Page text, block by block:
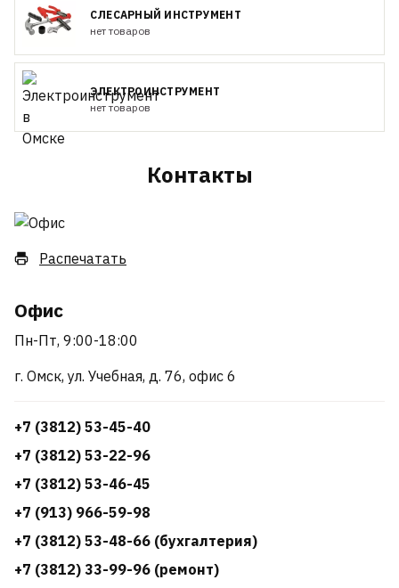
СЛЕСАРНЫЙ ИНСТРУМЕНТ
нет товаров
ЭЛЕКТРОИНСТРУМЕНТ
нет товаров
Контакты
Распечатать
Офис
Пн-Пт, 9:00-18:00
г. Омск, ул. Учебная, д. 76, офис 6
+7 (3812) 53-45-40
+7 (3812) 53-22-96
+7 (3812) 53-46-45
+7 (913) 966-59-98
+7 (3812) 53-48-66 (бухгалтерия)
+7 (3812) 33-99-96 (ремонт)